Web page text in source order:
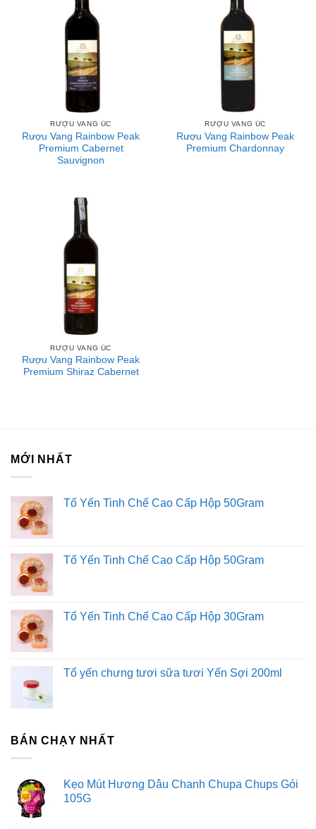
RƯỢU VANG ÚC
Rượu Vang Rainbow Peak
Premium Cabernet
Sauvignon
RƯỢU VANG ÚC
Rượu Vang Rainbow Peak
Premium Chardonnay
RƯỢU VANG ÚC
Rượu Vang Rainbow Peak
Premium Shiraz Cabernet
MỚI NHẤT
Tổ Yến Tinh Chế Cao Cấp Hộp 50Gram
Tổ Yến Tinh Chế Cao Cấp Hộp 50Gram
Tổ Yến Tinh Chế Cao Cấp Hộp 30Gram
Tổ yến chưng tươi sữa tươi Yến Sợi 200ml
BÁN CHẠY NHẤT
Kẹo Mút Hương Dâu Chanh Chupa Chups Gói
105G